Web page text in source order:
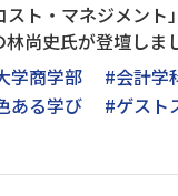
スト・マネジメント
林尚史氏が登壇しま
学商学部 #会計学
ある学び
#ゲスト